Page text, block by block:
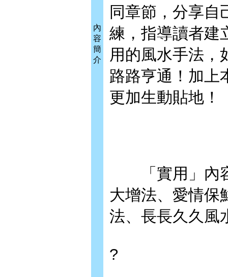
內
容
簡
介
同章節，分享自
練，指導讀者建
用的風水手法，
路路亨通！加上
更加生動貼地！
「實用」內容
大增法、愛情保
法、長長久久風
?